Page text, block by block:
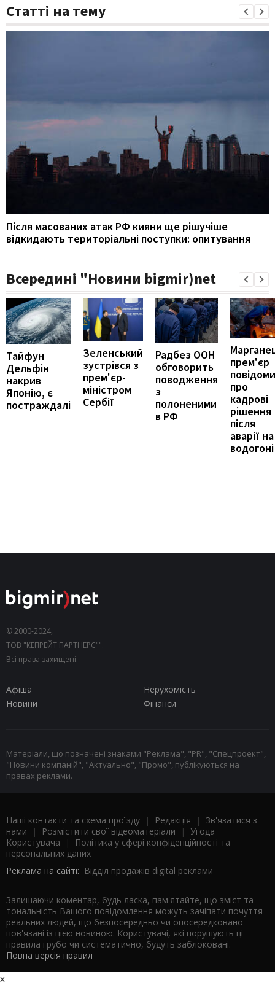
Статті на тему
Після масованих атак РФ кияни ще рішучіше
відкидають територіальні поступки: опитування
Всередині "Новини bigmir)net
Тайфун
Дельфін
накрив
Японію, є
постраждалі
Зеленський
зустрівся з
прем'єр-
міністром
Сербії
Радбез ООН
обговорить
поводження
з
полоненими
в РФ
прем'єр
про
кадрові
рішення
після
аварії на
водогоні
© 2000-2024,
ТОВ "КЕПРЕЙТ ПАРТНЕРС"".
Всі права захищені.
Афіша
Нерухомість
Новини
Фінанси
Матеріали, що позначені знаками "Реклама", "PR", "Спецпроект",
"Новини компаній", "Актуально", "Промо", публікуються на
правах реклами.
Наші контакти та схема проїзду | Редакція | Зв'язатися з
нами | Розмістити свої відеоматеріали | Угода
Користувача |
Політика у сфері конфіденційності та
персональних даних
Реклама на сайті: Відділ продажів digital реклами
Залишаючи коментар, будь ласка, пам'ятайте, що зміст та
тональність Вашого повідомлення можуть зачіпати почуття
реальних людей, що безпосередньо чи опосередковано
пов'язані із цією новиною. Користувачі, які порушують ці
правила грубо чи систематично, будуть заблоковані.
Повна версія правил
x